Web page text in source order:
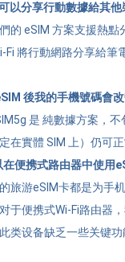
以分享行動數據給其他
的 eSIM 方案支援熱
Fi 將行動網路分享給筆
後我的手機號碼會
是 純數據方案，
在實體 SIM 上）仍可
在便携式路由器中使用
旅游eSIM卡都是为手
于便携式Wi-Fi路由器
类设备缺乏一些关键